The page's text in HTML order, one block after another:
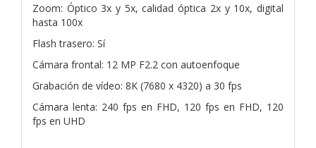
Zoom: Óptico 3x y 5x, calidad óptica 2x y 10x, digital
hasta 100x
Flash trasero: Sí
Cámara frontal: 12 MP F2.2 con autoenfoque
Grabación de vídeo: 8K (7680 x 4320) a 30 fps
Cámara lenta: 240 fps en FHD, 120 fps en FHD, 120
fps en UHD